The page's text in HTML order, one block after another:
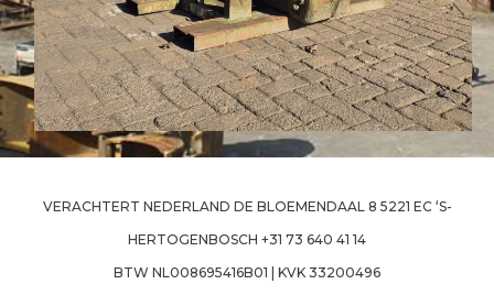
VERACHTERT NEDERLAND DE BLOEMENDAAL 8 5221 EC ‘S-
HERTOGENBOSCH +31 73 640 41 14
BTW NL008695416B01 | KVK 33200496